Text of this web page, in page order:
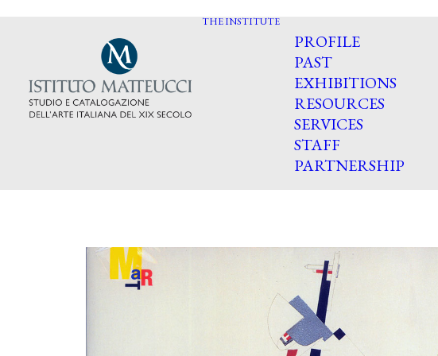
THE INSTITUTE
PROFILE
PAST
EXHIBITIONS
RESOURCES
SERVICES
STAFF
PARTNERSHIP